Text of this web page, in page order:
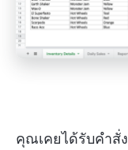
คุณเคยได้รับคำสั่